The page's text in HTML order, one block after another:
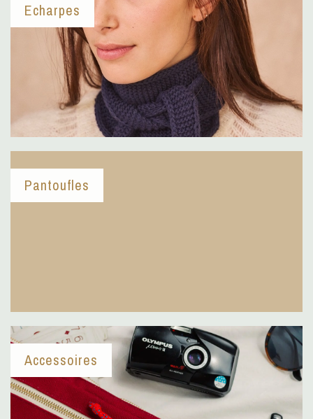
Echarpes
Pantoufles
Accessoires